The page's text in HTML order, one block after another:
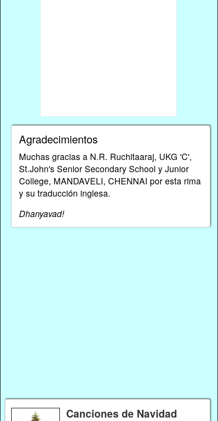
Agradecimientos
Muchas gracias a N.R. Ruchitaaraj, UKG 'C',
St.John's Senior Secondary School y Junior
College, MANDAVELI, CHENNAI por esta rima
y su traducción inglesa.
Dhanyavad!
Canciones de Navidad